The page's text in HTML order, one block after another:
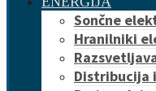
Sončne
Hranilniki
Distribucija